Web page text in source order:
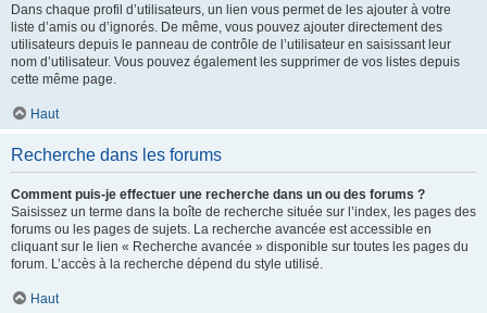
Dans chaque profil d’utilisateurs, un lien vous permet de les ajouter à votre
liste d’amis ou d’ignorés. De même, vous pouvez ajouter directement des
utilisateurs depuis le panneau de contrôle de l’utilisateur en saisissant leur
nom d’utilisateur. Vous pouvez également les supprimer de vos listes depuis
cette même page.
Haut
Recherche dans les forums
Comment puis-je effectuer une recherche dans un ou des forums ?
Saisissez un terme dans la boîte de recherche située sur l’index, les pages des
forums ou les pages de sujets. La recherche avancée est accessible en
cliquant sur le lien « Recherche avancée » disponible sur toutes les pages du
forum. L’accès à la recherche dépend du style utilisé.
Haut